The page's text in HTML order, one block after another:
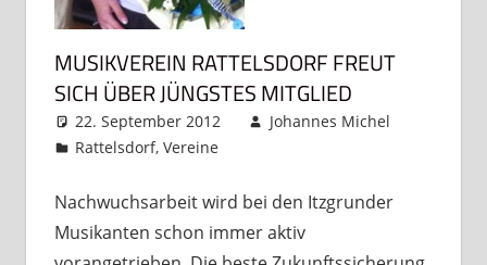
MUSIKVEREIN RATTELSDORF FREUT
SICH ÜBER JÜNGSTES MITGLIED
22. September 2012
Johannes Michel
Rattelsdorf,Vereine
Nachwuchsarbeit wird bei den Itzgrunder
Musikanten schon immer aktiv